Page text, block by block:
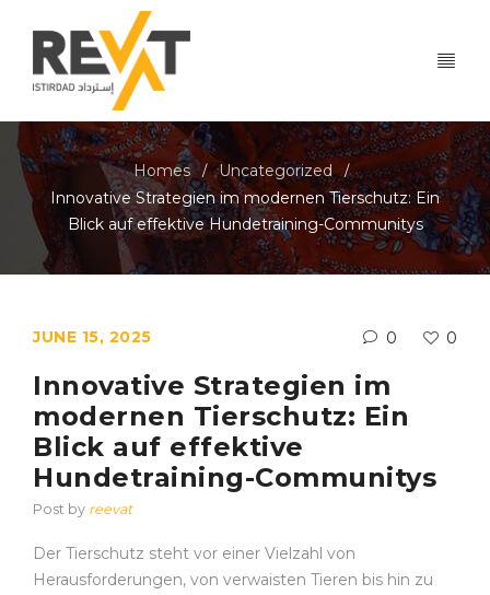
Homes / Uncategorized /
Innovative Strategien im modernen Tierschutz: Ein
Blick auf effektive Hundetraining-Communitys
JUNE 15, 2025 0 0
Innovative Strategien im
modernen Tierschutz: Ein
Blick auf effektive
Hundetraining-Communitys
Post by reevat
Der Tierschutz steht vor einer Vielzahl von
Herausforderungen, von verwaisten Tieren bis hin zu